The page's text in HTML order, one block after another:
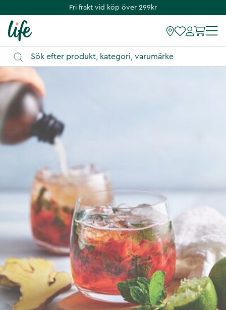
Fri frakt vid köp över 299kr